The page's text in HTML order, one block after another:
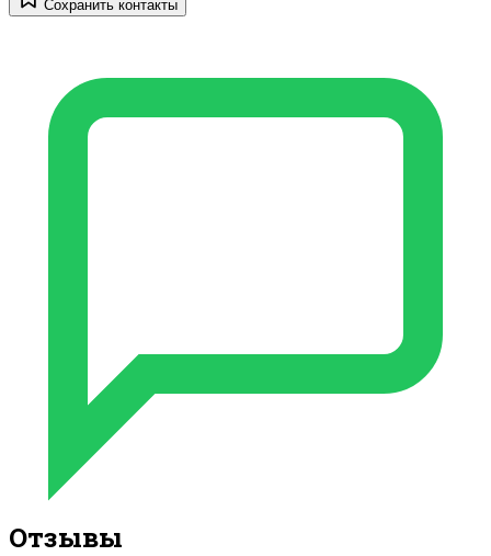
Сохранить контакты
Отзывы